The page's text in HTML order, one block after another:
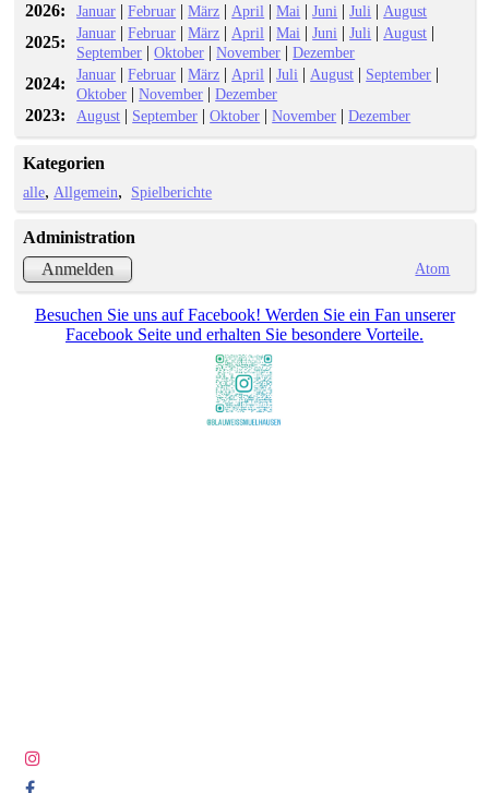
2026:
Januar |Februar |März | April |Mai |Juni |Juli | August
2025: Januar |Februar |März | April |Mai |Juni |Juli | August |
September |Oktober |November |Dezember
2024: Januar |Februar |März | April |Juli | August | September |
Oktober |November |Dezember
2023: August | September |Oktober |November |Dezember
Kategorien
alle Allgemein Spielberichte
Administration
Anmelden
Atom
Besuchen Sie uns auf Facebook! Werden Sie ein Fan unserer
Facebook Seite und erhalten Sie besondere Vorteile.